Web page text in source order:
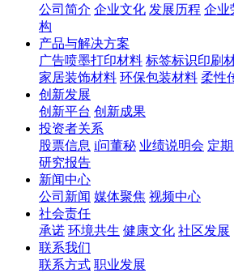
公司简介 企业文化 发展历程 企业
构
产品与解决方案
广告喷墨打印材料 标签标识印刷
家居装饰材料 环保包装材料 柔性
创新发展
创新平台 创新成果
投资者关系
股票信息 i问董秘 业绩说明会 定
研究报告
新闻中心
公司新闻 媒体聚焦 视频中心
社会责任
承诺 环境共生 健康文化 社区发展
联系我们
联系方式 职业发展